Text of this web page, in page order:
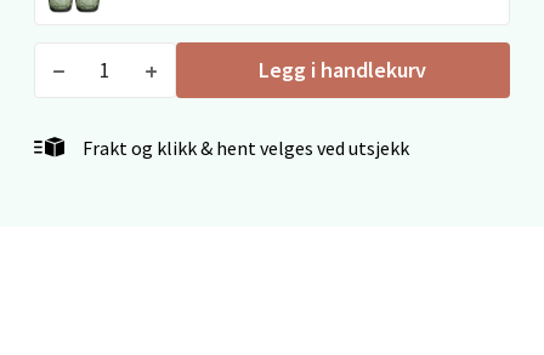
Legg i handlekurv
Frakt og klikk & hent velges ved utsjekk
Ålesund - Thon Senter Moa
Langelandsvegen 25, 6010 Ålesund